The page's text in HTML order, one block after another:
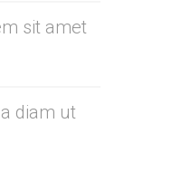
sit amet
diam ut